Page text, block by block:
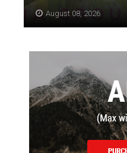
August 08, 2026